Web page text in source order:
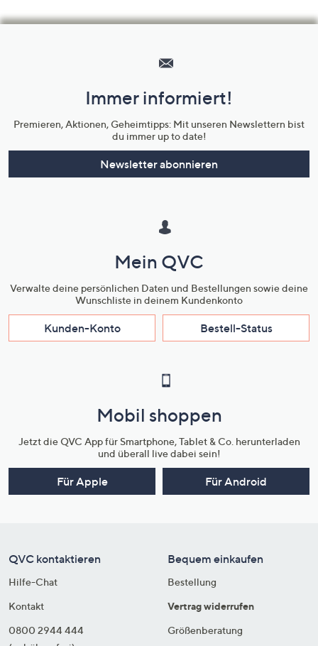
Unternehmensinformationen
Immer informiert!
Premieren, Aktionen, Geheimtipps: Mit unseren Newslettern bist
du immer up to date!
Newsletter abonnieren
Mein QVC
Verwalte deine persönlichen Daten und Bestellungen sowie deine
Wunschliste in deinem Kundenkonto
Kunden-Konto Bestell-Status
Mobil shoppen
Jetzt die QVC App für Smartphone, Tablet & Co. herunterladen
und überall live dabei sein!
Für Apple Für Android
QVC kontaktieren
Hilfe-Chat
Kontakt
0800 2944 444
Bequem einkaufen
Bestellung
Vertrag widerrufen
Größenberatung